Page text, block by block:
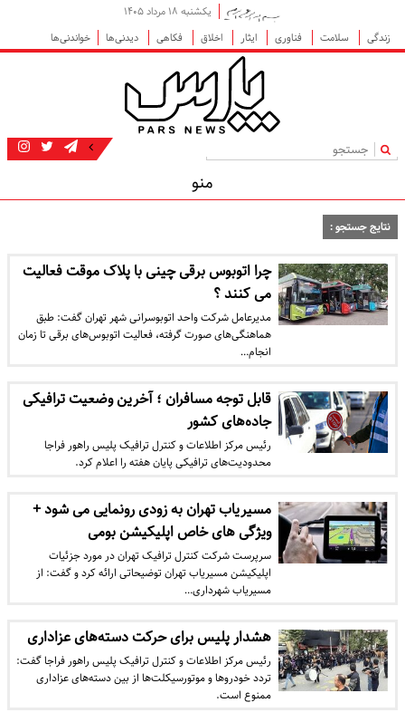
یکشنبه ۱۸ مرداد ۱۴۰۵
زندگی
سلامت فناوری ایثار اخلاق فکاهی دیدنی‌ها خواندنی‌ها
|
منو
نتایج جستجو :
چرا اتوبوس‌ برقی‌ چینی با پلاک موقت فعالیت
می کنند ؟
مدیرعامل شرکت واحد اتوبوسرانی شهر تهران گفت: طبق
هماهنگی‌های صورت گرفته،‌ فعالیت اتوبوس‌‌های برقی تا زمان
انجام…
قابل توجه مسافران ؛ آخرین وضعیت ترافیکی
جاده‌های کشور
رئیس مرکز اطلاعات و کنترل ترافیک پلیس راهور فراجا
محدودیت‌های ترافیکی پایان هفته را اعلام کرد.
مسیریاب تهران به زودی رونمایی می شود +
ویژگی های خاص اپلیکیشن بومی
سرپرست شرکت کنترل ترافیک تهران در مورد جزئیات
اپلیکیشن مسیریاب تهران توضیحاتی ارائه کرد و گفت: از
مسیریاب شهرداری…
هشدار پلیس برای حرکت دسته‌های عزاداری
رئیس مرکز اطلاعات و کنترل ترافیک پلیس راهور فراجا گفت:
تردد خودروها و موتورسیکلت‌ها از بین دسته‌های عزاداری
ممنوع است.